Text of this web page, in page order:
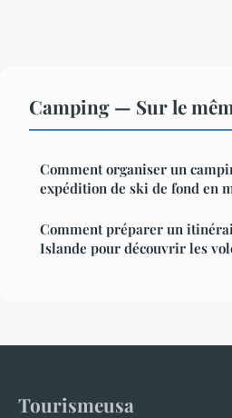
Camping — Sur le
Comment organiser un
expédition de ski de fond en
Comment préparer un
Islande pour découvrir les
Tourismeusa